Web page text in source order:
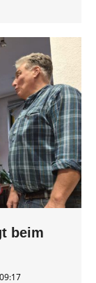
beim